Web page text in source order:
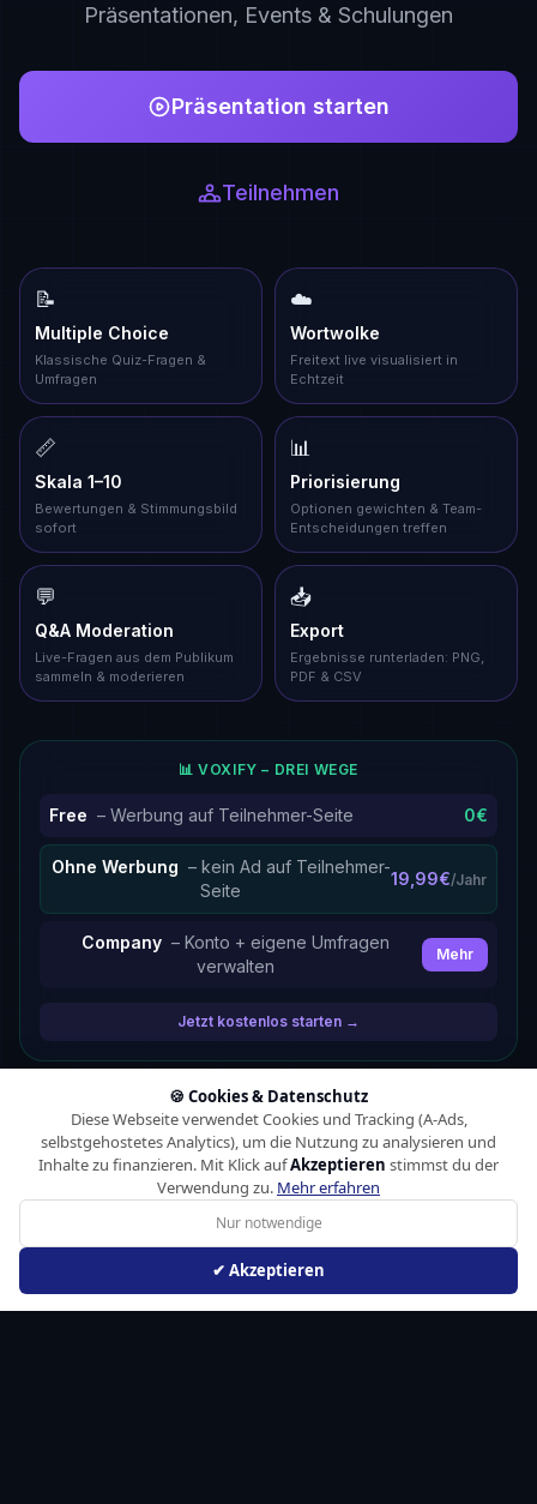
Präsentationen, Events & Schulungen
Präsentation starten
Teilnehmen
📝
Multiple Choice
Klassische Quiz-Fragen &
Umfragen
☁️
Wortwolke
Freitext live visualisiert in
Echtzeit
📏
Skala 1–10
Bewertungen & Stimmungsbild
sofort
📊
Priorisierung
Optionen gewichten & Team-
Entscheidungen treffen
💬
Q&A Moderation
Live-Fragen aus dem Publikum
sammeln & moderieren
📥
Export
Ergebnisse runterladen: PNG,
PDF & CSV
📊 VOXIFY – DREI WEGE
Free – Werbung auf Teilnehmer-Seite 0€
Ohne Werbung – kein Ad auf Teilnehmer-
Seite
19,99€/Jahr
Company – Konto + eigene Umfragen
verwalten
Mehr
Jetzt kostenlos starten →
🍪 Cookies & Datenschutz
Diese Webseite verwendet Cookies und Tracking (A-Ads,
selbstgehostetes Analytics), um die Nutzung zu analysieren und
Inhalte zu finanzieren. Mit Klick aufAkzeptieren stimmst du der
Verwendung zu. Mehr erfahren
Nur notwendige
✔ Akzeptieren